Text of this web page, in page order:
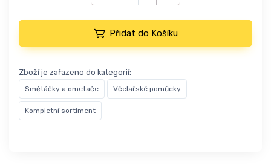
Přidat do Košíku
Zboží je zařazeno do kategorií:
Smětáčky a ometače Včelařské pomůcky
Kompletní sortiment